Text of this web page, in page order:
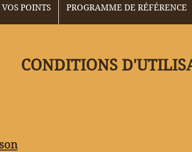
POINTS PROGRAMME DE RÉFÉRENCE
CONDITIONS